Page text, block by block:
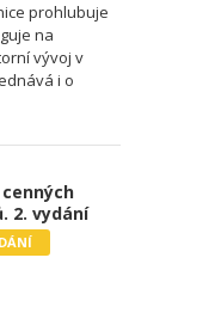
prohlubuje
na
vývoj v
i o
2. vydání